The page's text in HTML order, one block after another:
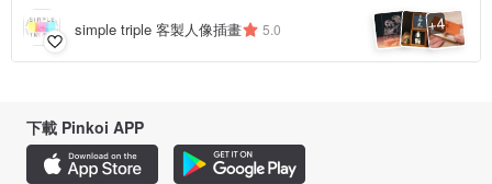
simple triple 客製人像插畫 5.0 +4
下載 Pinkoi APP